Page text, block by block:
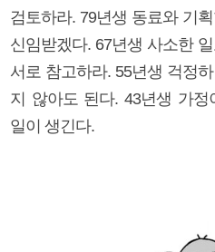
검토하라. 79년생 동료와 기
신임받겠다. 67년생 사소한
서로 참고하라. 55년생 걱정
지 않아도 된다. 43년생 가
일이 생긴다.